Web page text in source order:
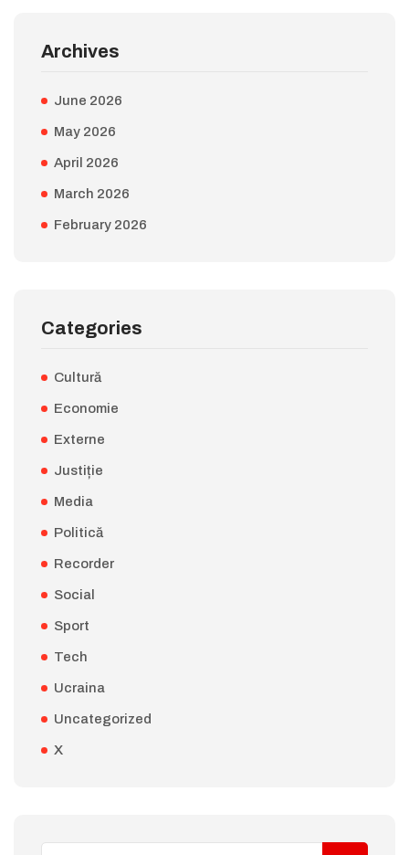
Archives
June 2026
May 2026
April 2026
March 2026
February 2026
Categories
Cultură
Economie
Externe
Justiție
Media
Politică
Recorder
Social
Sport
Tech
Ucraina
Uncategorized
X